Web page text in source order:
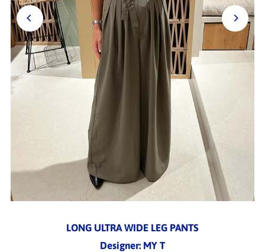
LONG ULTRA WIDE LEG PANTS
Designer: MY T